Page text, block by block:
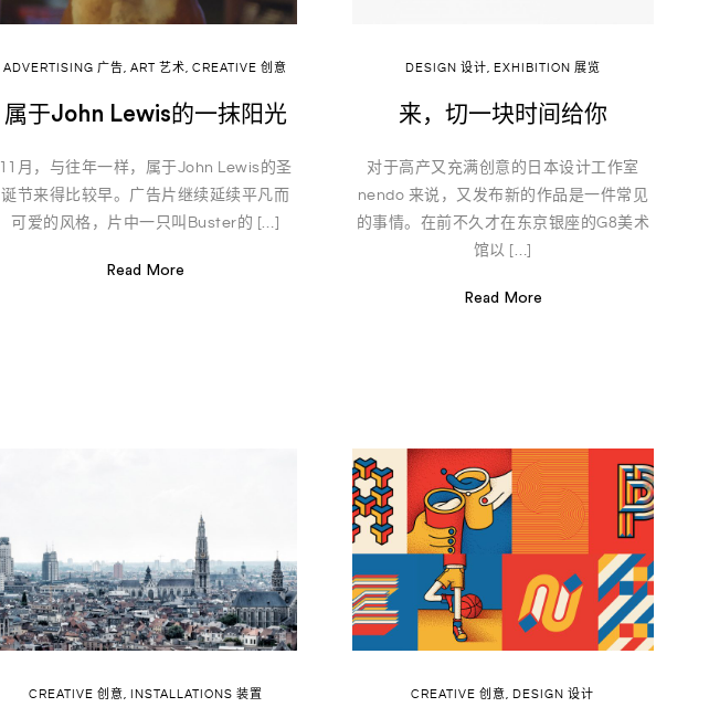
ADVERTISING 广告,ART 艺术,CREATIVE 创意
属于John Lewis的一抹阳光
11月，与往年一样，属于John Lewis的圣
诞节来得比较早。广告片继续延续平凡而
可爱的风格，片中一只叫Buster的 […]
Read More
DESIGN 设计, EXHIBITION 展览
来，切一块时间给你
对于高产又充满创意的日本设计工作室
nendo 来说，又发布新的作品是一件常见
的事情。在前不久才在东京银座的G8美术
馆以 […]
Read More
CREATIVE 创意, INSTALLATIONS 装置 CREATIVE 创意, DESIGN 设计